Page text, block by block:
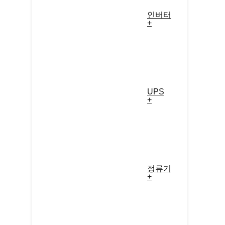
인버터
+
UPS
+
정류기
+